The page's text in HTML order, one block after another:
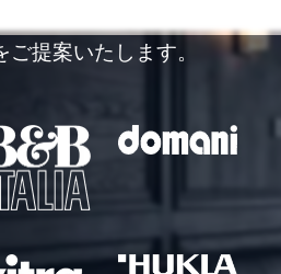
提案いたします。